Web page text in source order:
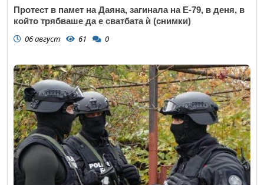
Протест в памет на Даяна, загинала на Е-79, в деня, в
който трябваше да е сватбата ѝ (снимки)
06 август 61 0